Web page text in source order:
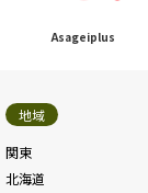
Asageiplus
地域
関東
北海道